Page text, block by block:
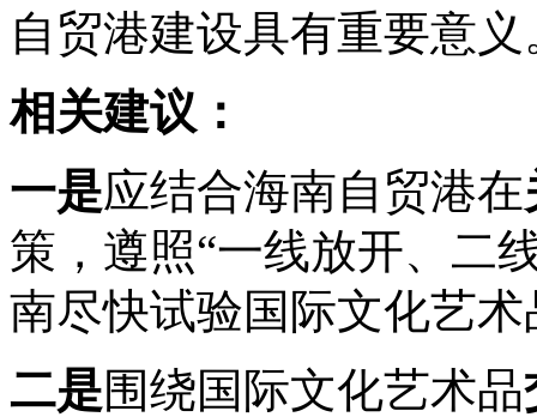
自贸港建设具有重要意义
相关建议：
一是应结合海南自贸港在
策，遵照“一线放开、二
南尽快试验国际文化艺
二是围绕国际文化艺术品